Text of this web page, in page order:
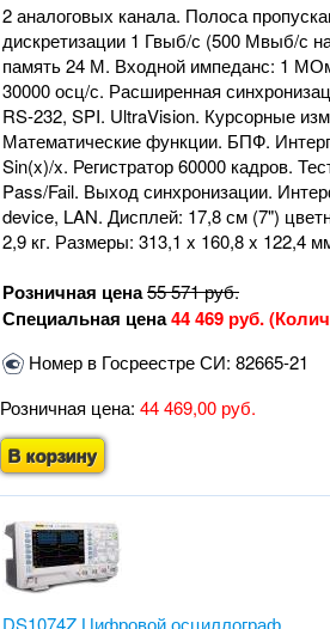
2 аналоговых канала. Полоса
дискретизации 1 Гвыб/с (500 Мвыб/с
память 24 М. Входной импеданс: 1
30000 осц/с. Расширенная
RS-232, SPI. UltraVision. Курсорные
Математические функции. БПФ.
Sin(x)/x. Регистратор 60000 кадров.
Pass/Fail. Выход синхронизации.
device, LAN. Дисплей: 17,8 см (7")
2,9 кг. Размеры: 313,1 x 160,8 x 122,4
Розничная цена55 571руб.
Специальная цена44 469 руб.
Номер в Госреестре СИ: 82665-21
Розничная цена: 44 469,00 руб.
В корзину
DS1074Z Цифровой осциллограф